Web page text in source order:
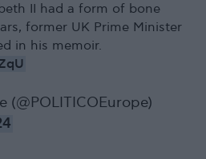
II had a form of bone
former UK Prime Minister
in his memoir.
(@POLITICOEurope)